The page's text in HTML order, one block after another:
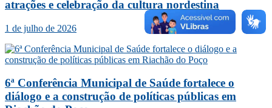
atrações e celebração da cultura nordestina
1 de julho de 2026
6ª Conferência Municipal de Saúde fortalece o
diálogo e a construção de políticas públicas em